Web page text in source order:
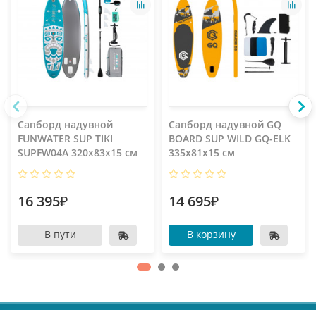
Сапборд надувной
FUNWATER SUP TIKI
SUPFW04A 320x83x15 см
16 395₽
В пути
Сапборд надувной GQ
BOARD SUP WILD GQ-ELK
335x81x15 см
14 695₽
В корзину